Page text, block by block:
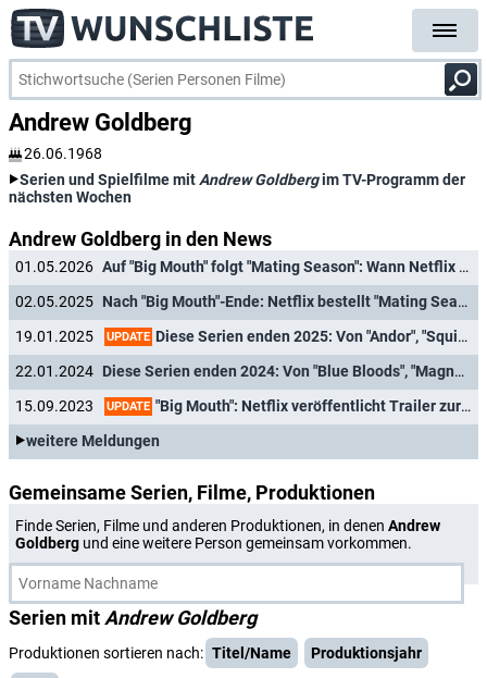
Andrew Goldberg
26.06.1968
Serien und Spielfilme mit Andrew Goldbergim TV-Programm der
nächsten Wochen
Andrew Goldberg in den News
01.05.2026
Auf "Big Mouth" folgt "Mating Season": Wann Netflix zur tierischen Paarungszeit bittet
02.05.2025
Nach "Big Mouth"-Ende: Netflix bestellt "Mating Season"
19.01.2025
UPDATE Diese Serien enden 2025: Von "Andor", "Squid Game" bis "Babylon Berlin" und "Stranger Things"
22.01.2024
Diese Serien enden 2024: Von "Blue Bloods", "Magnum P.I." bis "Young Sheldon"
15.09.2023
UPDATE "Big Mouth": Netflix veröffentlicht Trailer zur siebten Staffel der Comedyserie
weitere Meldungen
Gemeinsame Serien, Filme, Produktionen
Finde Serien, Filme und anderen Produktionen, in denen Andrew
Goldberg und eine weitere Person gemeinsam vorkommen.
Serien mit Andrew Goldberg
Produktionen sortieren nach: Titel/Name
Produktionsjahr